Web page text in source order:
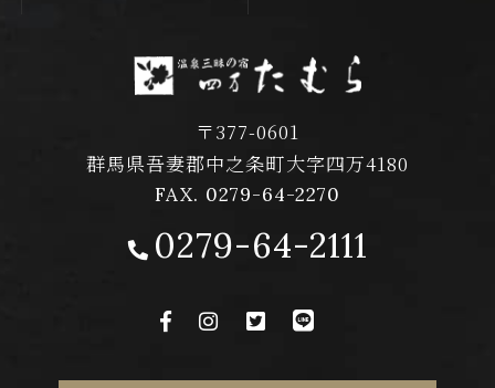
〒377-0601
群馬県吾妻郡中之条町大字四万4180
FAX. 0279-64-2270
0279-64-2111